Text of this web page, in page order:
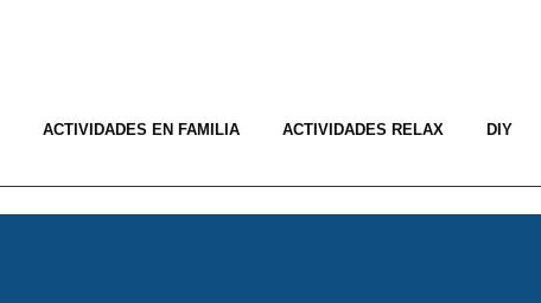
ACTIVIDADES EN FAMILIA ACTIVIDADES RELAX DIY